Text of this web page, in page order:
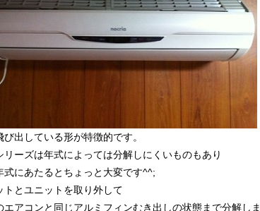
び出している形が特徴的です。
リーズは年式によっては分解しにくいものもあり
式にあたるとちょっと大変です^^;
トとユニットを取り外して
エアコンと同じアルミフィンむき出しの状態まで分解し